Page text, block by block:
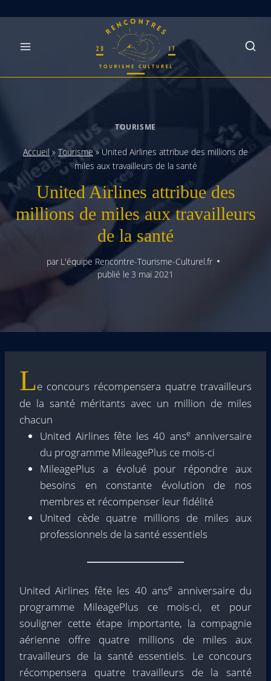
TOURISME
Accueil » Tourisme»United Airlines attribue des millions de
miles aux travailleurs de la santé
United Airlines attribue des
millions de miles aux travailleurs
de la santé
par L'équipe Rencontre-Tourisme-Culturel.fr
publié le 3 mai 2021
Le concours récompensera quatre travailleurs
de la santé méritants avec un million de miles
chacun
United Airlines fête les 40 anseanniversaire
du programme MileagePlus ce mois-ci
MileagePlus a évolué pour répondre aux
besoins en constante évolution de nos
membres et récompenser leur fidélité
United cède quatre millions de miles aux
professionnels de la santé essentiels
United Airlines fête les 40 anse anniversaire du
programme MileagePlus ce mois-ci, et pour
souligner cette étape importante, la compagnie
aérienne offre quatre millions de miles aux
travailleurs de la santé essentiels. Le concours
récompensera quatre travailleurs de la santé